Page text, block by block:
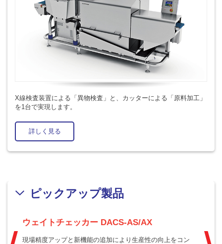
X線検査装置による「異物検査」と、カッターによる「原料加工」
を1台で実現します。
詳しく見る
ピックアップ製品
ウェイトチェッカー DACS-AS/AX
現場精度アップと新機能の追加により生産性の向上をコン